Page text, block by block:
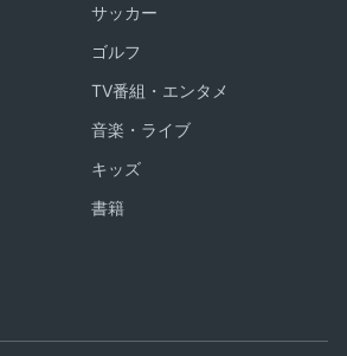
サッカー
ゴルフ
TV番組・エンタメ
音楽・ライブ
キッズ
書籍